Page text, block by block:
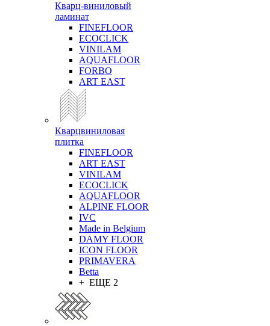
Кварц-виниловый
ламинат
FINEFLOOR
ECOCLICK
VINILAM
AQUAFLOOR
FORBO
ART EAST
Кварцвиниловая
плитка
FINEFLOOR
ART EAST
VINILAM
ECOCLICK
AQUAFLOOR
ALPINE FLOOR
IVC
Made in Belgium
DAMY FLOOR
ICON FLOOR
PRIMAVERA
Betta
+ ЕЩЕ 2